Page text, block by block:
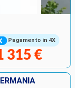
Pagamento in 4X
315 €